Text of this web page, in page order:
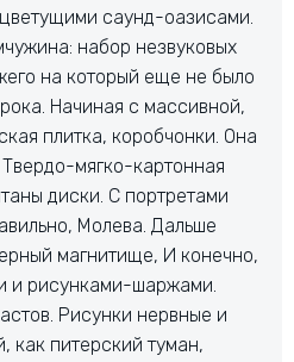
саунд-оазисами.
набор незвуковых
на который еще не было
Начиная с массивной,
плитка, коробчонки. Она
Твердо-мягко-картонная
диски. С портретами
Молева. Дальше
магнитище, И конечно,
и рисунками-шаржами.
Рисунки нервные и
как питерский туман,